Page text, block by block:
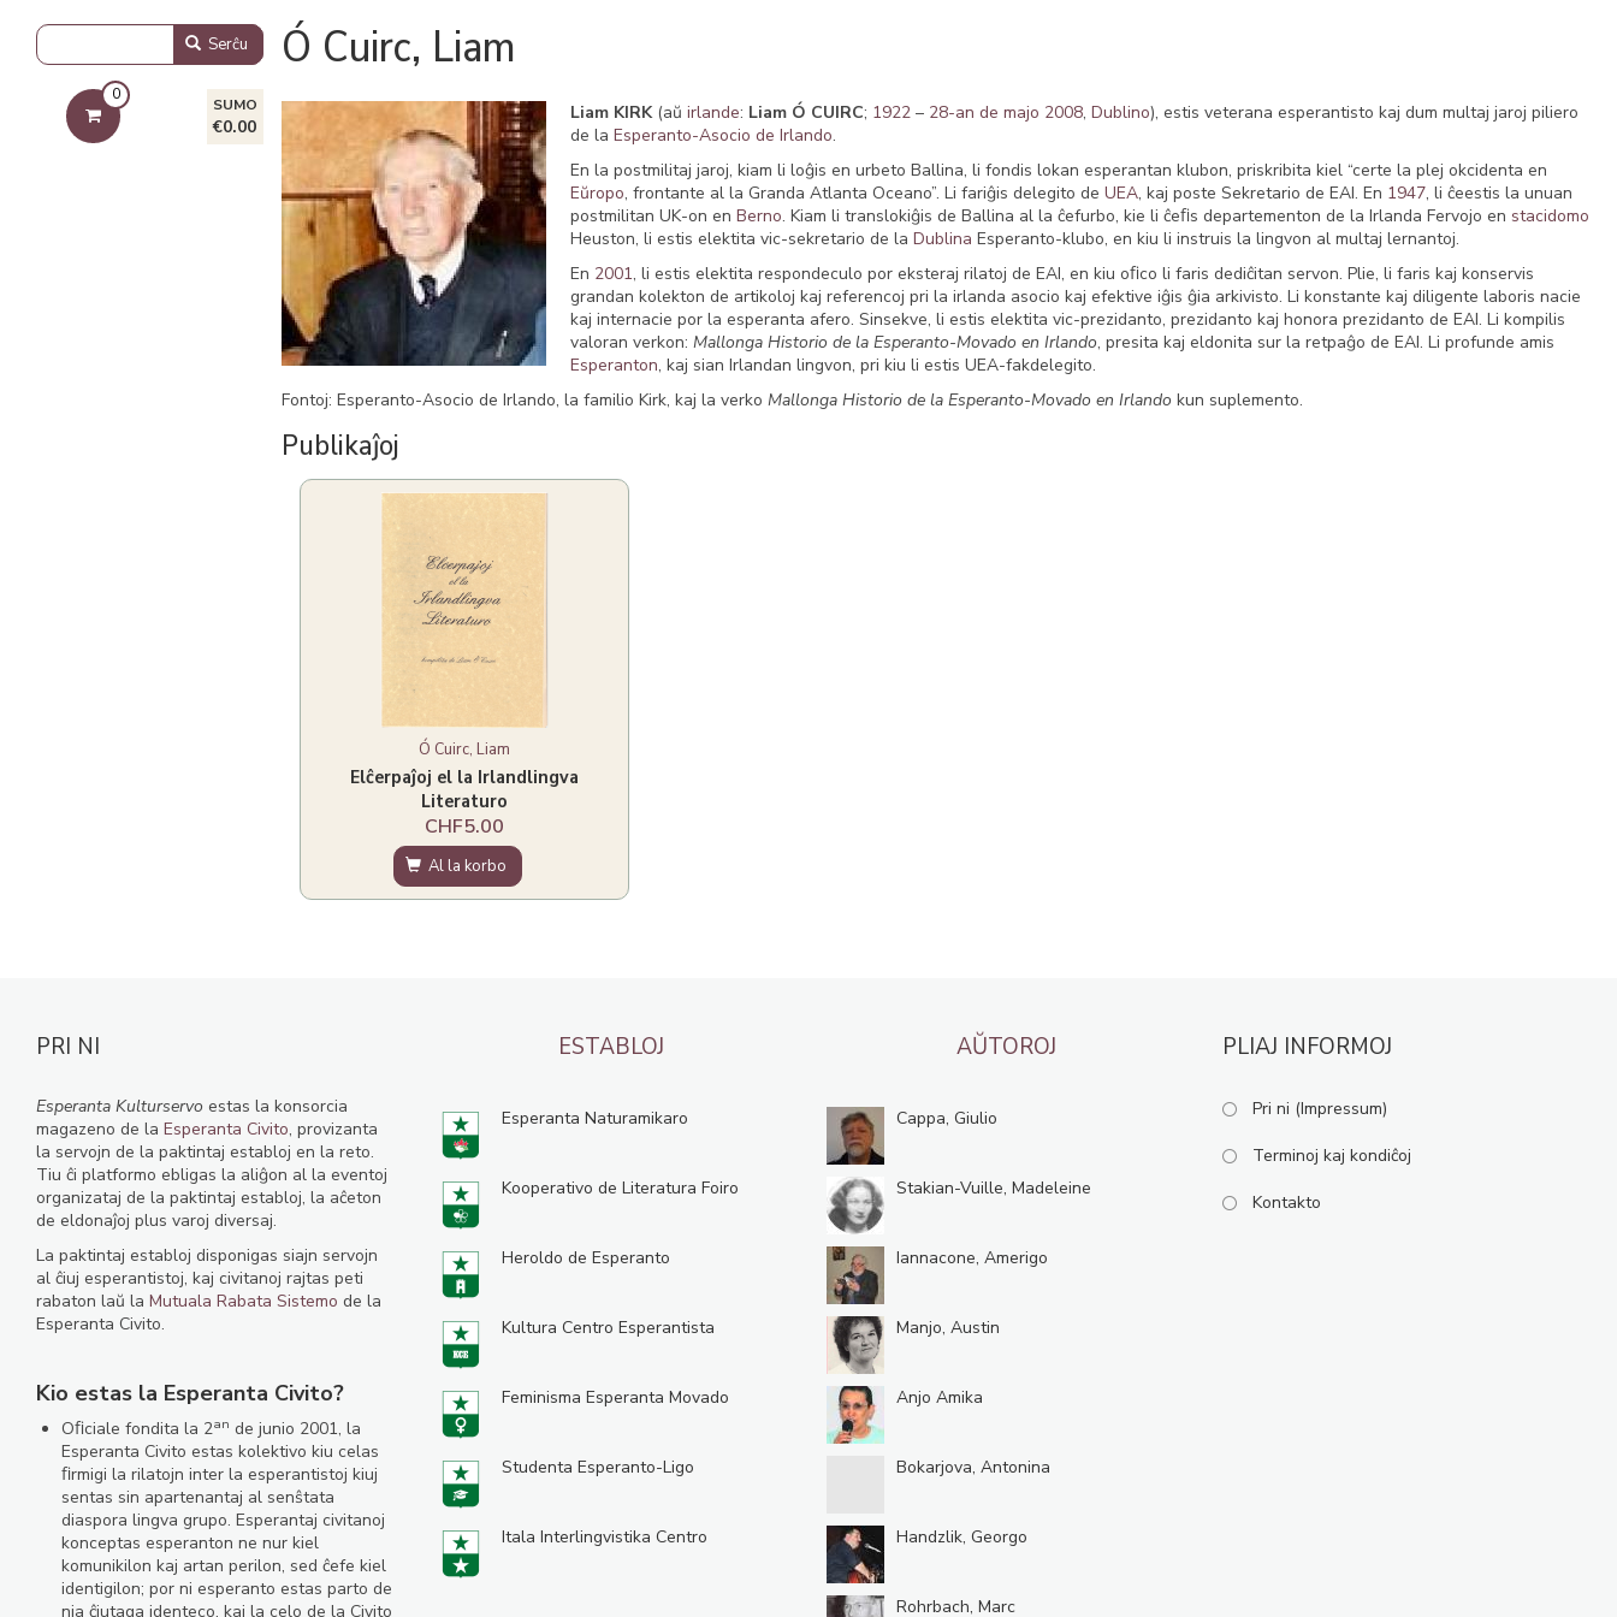
Ó Cuirc, Liam
Liam KIRK(aŭ irlande: Liam Ó CUIRC; 1922 – 28-an de majo 2008, Dublino), estis veterana esperantisto kaj dum multaj jaroj piliero
de la Esperanto-Asocio de Irlando.
En la postmilitaj jaroj, kiam li loĝis en urbeto Ballina, li fondis lokan esperantan klubon, priskribita kiel “certe la plej okcidenta en
Eŭropo, frontante al la Granda Atlanta Oceano”. Li fariĝis delegito de UEA, kaj poste Sekretario de EAI. En 1947, li ĉeestis la unuan
postmilitan UK-on en Berno. Kiam li translokiĝis de Ballina al la ĉefurbo, kie li ĉeﬁs departementon de la Irlanda Fervojo en stacidomo
Heuston, li estis elektita vic-sekretario de la Dublina Esperanto-klubo, en kiu li instruis la lingvon al multaj lernantoj.
En 2001, li estis elektita respondeculo por eksteraj rilatoj de EAI, en kiu oﬁco li faris dediĉitan servon. Plie, li faris kaj konservis
grandan kolekton de artikoloj kaj referencoj pri la irlanda asocio kaj efektive iĝis ĝia arkivisto. Li konstante kaj diligente laboris nacie
kaj internacie por la esperanta afero. Sinsekve, li estis elektita vic-prezidanto, prezidanto kaj honora prezidanto de EAI. Li kompilis
valoran verkon: Mallonga Historio de la Esperanto-Movado en Irlando, presita kaj eldonita sur la retpaĝo de EAI. Li profunde amis
Esperanton, kaj sian Irlandan lingvon, pri kiu li estis UEA-fakdelegito.
Fontoj: Esperanto-Asocio de Irlando, la familio Kirk, kaj la verko Mallonga Historio de la Esperanto-Movado en Irlando kun suplemento.
Publikaĵoj
Ó Cuirc, Liam
Elĉerpaĵoj el la Irlandlingva
Literaturo
CHF5.00
Al la korbo
Serĉu
0
SUMO
€0.00
PRI NI
Esperanta Kulturservo estas la konsorcia
magazeno de la Esperanta Civito, provizanta
la servojn de la paktintaj establoj en la reto.
Tiu ĉi platformo ebligas la aliĝon al la eventoj
organizataj de la paktintaj establoj, la aĉeton
de eldonaĵoj plus varoj diversaj.
La paktintaj establoj disponigas siajn servojn
al ĉiuj esperantistoj, kaj civitanoj rajtas peti
rabaton laŭ la Mutuala Rabata Sistemo de la
Esperanta Civito.
Kio estas la Esperanta Civito?
Oﬁciale fondita la 2an de junio 2001, la
Esperanta Civito estas kolektivo kiu celas
ﬁrmigi la rilatojn inter la esperantistoj kiuj
sentas sin apartenantaj al senŝtata
diaspora lingva grupo. Esperantaj civitanoj
konceptas esperanton ne nur kiel
komunikilon kaj artan perilon, sed ĉefe kiel
identigilon; por ni esperanto estas parto de
nia ĉiutaga identeco, kaj la celo de la Civito
ESTABLOJ
Esperanta Naturamikaro
Kooperativo de Literatura Foiro
Heroldo de Esperanto
Kultura Centro Esperantista
Feminisma Esperanta Movado
Studenta Esperanto-Ligo
Itala Interlingvistika Centro
AŬTOROJ
Cappa, Giulio
Stakian-Vuille, Madeleine
Iannacone, Amerigo
Manjo, Austin
Anjo Amika
Bokarjova, Antonina
Handzlik, Georgo
Rohrbach, Marc
PLIAJ INFORMOJ
Pri ni (Impressum)
Terminoj kaj kondiĉoj
Kontakto